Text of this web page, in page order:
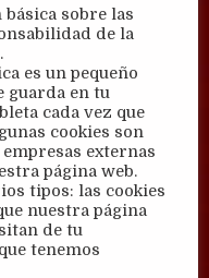
sobre las
de la
es un pequeño
guarda en tu
cada vez que
cookies son
externas
página web.
tipos: las cookies
nuestra página
de tu
tenemos